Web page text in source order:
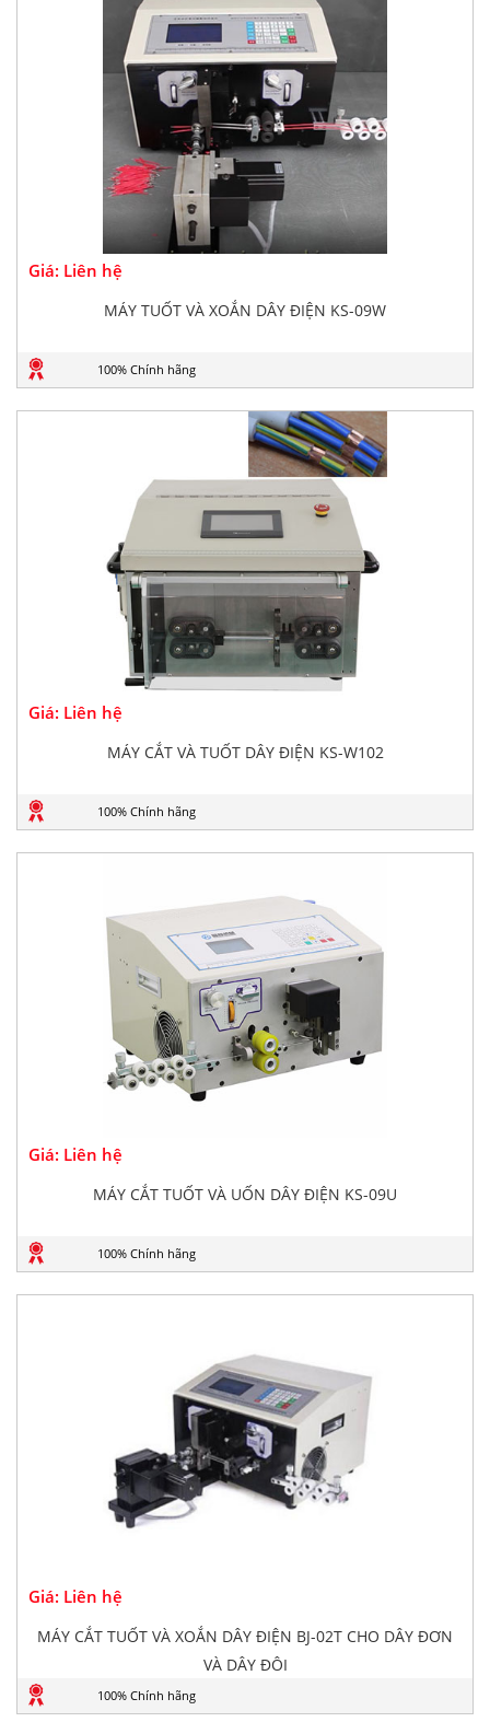
Giá: Liên hệ
MÁY TUỐT VÀ XOẮN DÂY ĐIỆN KS-09W
100% Chính hãng
Giá: Liên hệ
MÁY CẮT VÀ TUỐT DÂY ĐIỆN KS-W102
100% Chính hãng
Giá: Liên hệ
MÁY CẮT TUỐT VÀ UỐN DÂY ĐIỆN KS-09U
100% Chính hãng
Giá: Liên hệ
MÁY CẮT TUỐT VÀ XOẮN DÂY ĐIỆN BJ-02T CHO DÂY ĐƠN
VÀ DÂY ĐÔI
100% Chính hãng